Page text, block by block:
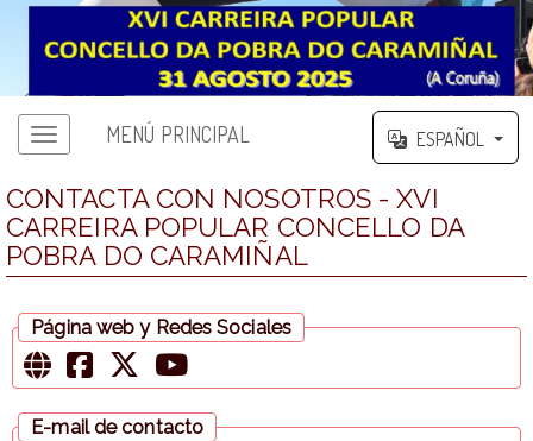
Menú principalMENÚ PRINCIPAL ESPAÑOL
CONTACTA CON NOSOTROS - XVI
CARREIRA POPULAR CONCELLO DA
POBRA DO CARAMIÑAL
Página web y Redes Sociales
E-mail de contacto